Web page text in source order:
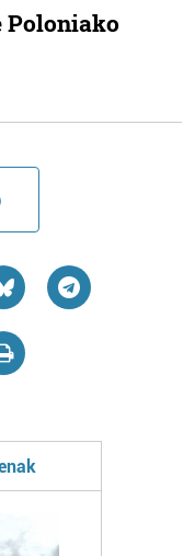
Poloniako